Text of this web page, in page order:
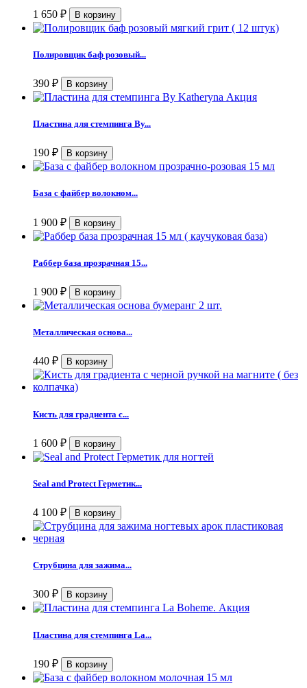
1 650 ₽
Полировщик баф розовый...
390 ₽
Пластина для стемпинга By...
190 ₽
База с файбер волокном...
1 900 ₽
Раббер база прозрачная 15...
1 900 ₽
Металлическая основа...
440 ₽
Кисть для градиента с...
1 600 ₽
Seal and Protect Герметик...
4 100 ₽
Струбцина для зажима...
300 ₽
Пластина для стемпинга La...
190 ₽